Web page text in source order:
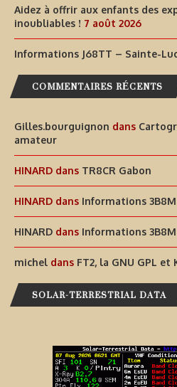
Aidez à offrir aux enfants des
inoubliables ! 7 août 2026
Informations J68TT – Sainte-
COMMENTAIRES RÉCENTS
Gilles.bourguignon dans
amateur
HINARD dans TR8CR Gabon
HINARD dans Informations
HINARD dans Informations
michel dans FT2, la GNU GPL et
SOLAR-TERRESTRIAL DATA